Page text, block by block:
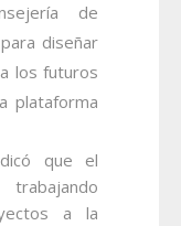
de
diseñar
los futuros
plataforma
que el
a la